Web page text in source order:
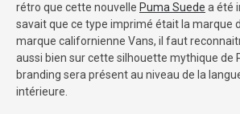
rétro que cette nouvelle Puma Suede a été
savait que ce type imprimé était la marque
marque californienne Vans, il faut
aussi bien sur cette silhouette mythique de
branding sera présent au niveau de la
intérieure.